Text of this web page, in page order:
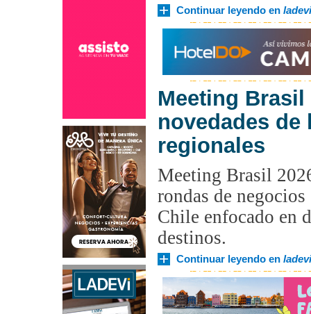
Continuar leyendo en
Meeting
novedades
regionales
Meeting Brasil
rondas de
Chile enfocado en
destinos.
Continuar leyendo en